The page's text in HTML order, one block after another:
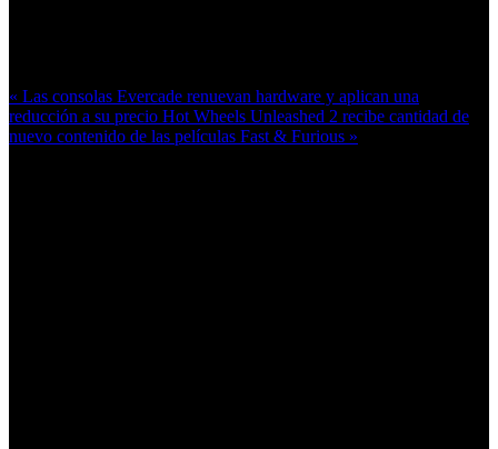
« Las consolas Evercade renuevan hardware y aplican una
reducción a su precio Hot Wheels Unleashed 2 recibe cantidad de
nuevo contenido de las películas Fast & Furious »